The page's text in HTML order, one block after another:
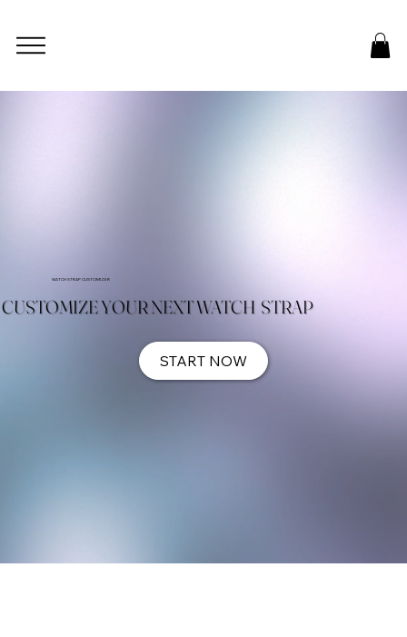
WATCH STRAP CUSTOMIZER
CUSTOMIZE YOUR NEXT WATCH STRAP
START NOW